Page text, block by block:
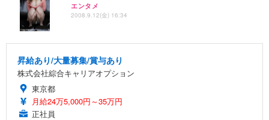
エンタメ
2008.9.12(金) 16:34
昇給あり/大量募集/賞与あり
株式会社綜合キャリアオプション
東京都
月給24万5,000円～35万円
正社員